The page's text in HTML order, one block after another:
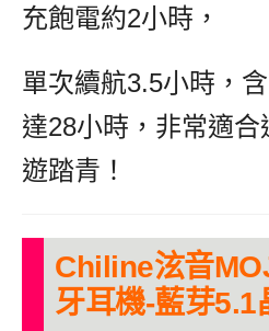
充飽電約2小時，
單次續航3.5小時，
達28小時，非常適
遊踏青！
Chiline泫音
牙耳機-藍芽5.1